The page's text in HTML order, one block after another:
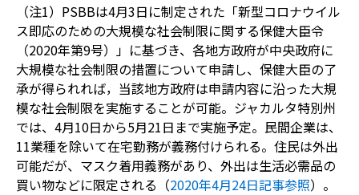
（注1）PSBBは4月3日に制定された「新型コロナウイル
ス即応のための大規模な社会制限に関する保健大臣令
（2020年第9号）」に基づき、各地方政府が中央政府に
大規模な社会制限の措置について申請し、保健大臣の了
承が得られれば，当該地方政府は申請内容に沿った大規
模な社会制限を実施することが可能。ジャカルタ特別州
では、4月10日から5月21日まで実施予定。民間企業は、
11業種を除いて在宅勤務が義務付けられる。住民は外出
可能だが、マスク着用義務があり、外出は生活必需品の
買い物などに限定される（2020年4月24日記事参照）。